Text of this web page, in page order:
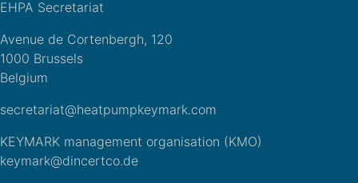
EHPA Secretariat
Avenue de Cortenbergh, 120
1000 Brussels
Belgium
secretariat@heatpumpkeymark.com
KEYMARK management organisation (KMO)
keymark@dincertco.de